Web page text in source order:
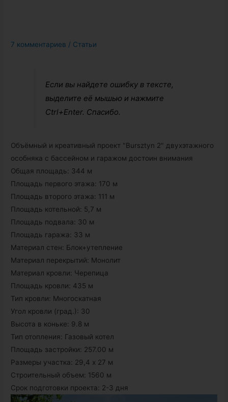
7 комментариев / Статьи
Если вы найдете ошибку в тексте,
выделите её мышью и нажмите
Ctrl+Enter. Спасибо.
Объёмный и креативный проект "Bursztyn 2" двухэтажного
особняка с бассейном и гаражом достоин внимания
Общая площадь: 344 м
Площадь первого этажа: 170 м
Площадь второго этажа: 111 м
Площадь котельной: 5,7 м
Площадь подвала: 30 м
Площадь гаража: 33 м
Материал стен: Блок+утепление
Материал перекрытий: Монолит
Материал кровли: Черепица
Площадь кровли: 435 м
Тип кровли: Многоскатная
Угол кровли (град.): 30
Высота в коньке: 9.8 м
Тип отопления: Газовый котел
Площадь застройки: 257.00 м
Размеры участка: 29,4 х 27 м
Строительный объем: 1560 м
Срок подготовки проекта: 2-3 дня